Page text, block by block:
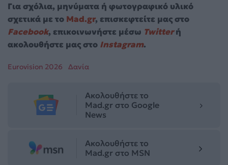
Για σχόλια, μηνύματα ή φωτογραφικό υλικό
σχετικά με το Mad.gr, επισκεφτείτε μας στο
Facebook, επικοινωνήστε μέσω Twitterή
ακολουθήστε μας στο Instagram.
Eurovision 2026 Δανία
Ακολουθήστε το
Mad.gr στο Google
News
Ακολουθήστε το
Mad.gr στο MSN